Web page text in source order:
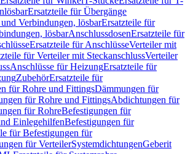
Ersatzteile für Übergänge
Verbindungen, lösbarErsatzteile für
lösbarAnschlussdosenErsatzteile für
Ersatzteile für AnschlüsseVerteiler mit
für Verteiler mit SteckanschlussVerteiler
Anschlüsse für HeizungErsatzteile für
ZubehörErsatzteile für
für Rohre und FittingsDämmungen für
für Rohre und FittingsAbdichtungen für
für RohreBefestigungen für
EinlegehilfenBefestigungen für
für Befestigungen für
für VerteilerSystemdichtungenGeberit